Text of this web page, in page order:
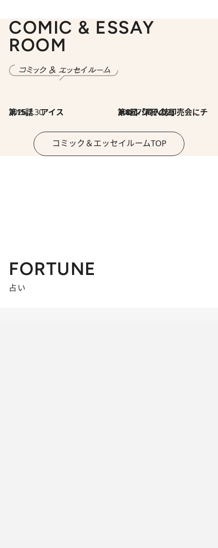
COMIC & ESSAY
ROOM
2026.7.30
第15話 アイス 2026.7.30
第8回「同人誌即売会にチャレンジ その2」
コミック＆エッセイルームTOP
FORTUNE
占い